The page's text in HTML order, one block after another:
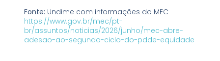
Fonte: Undime com informações do MEC
https://www.gov.br/mec/pt-
br/assuntos/noticias/2026/junho/mec-abre-
adesao-ao-segundo-ciclo-do-pdde-equidade